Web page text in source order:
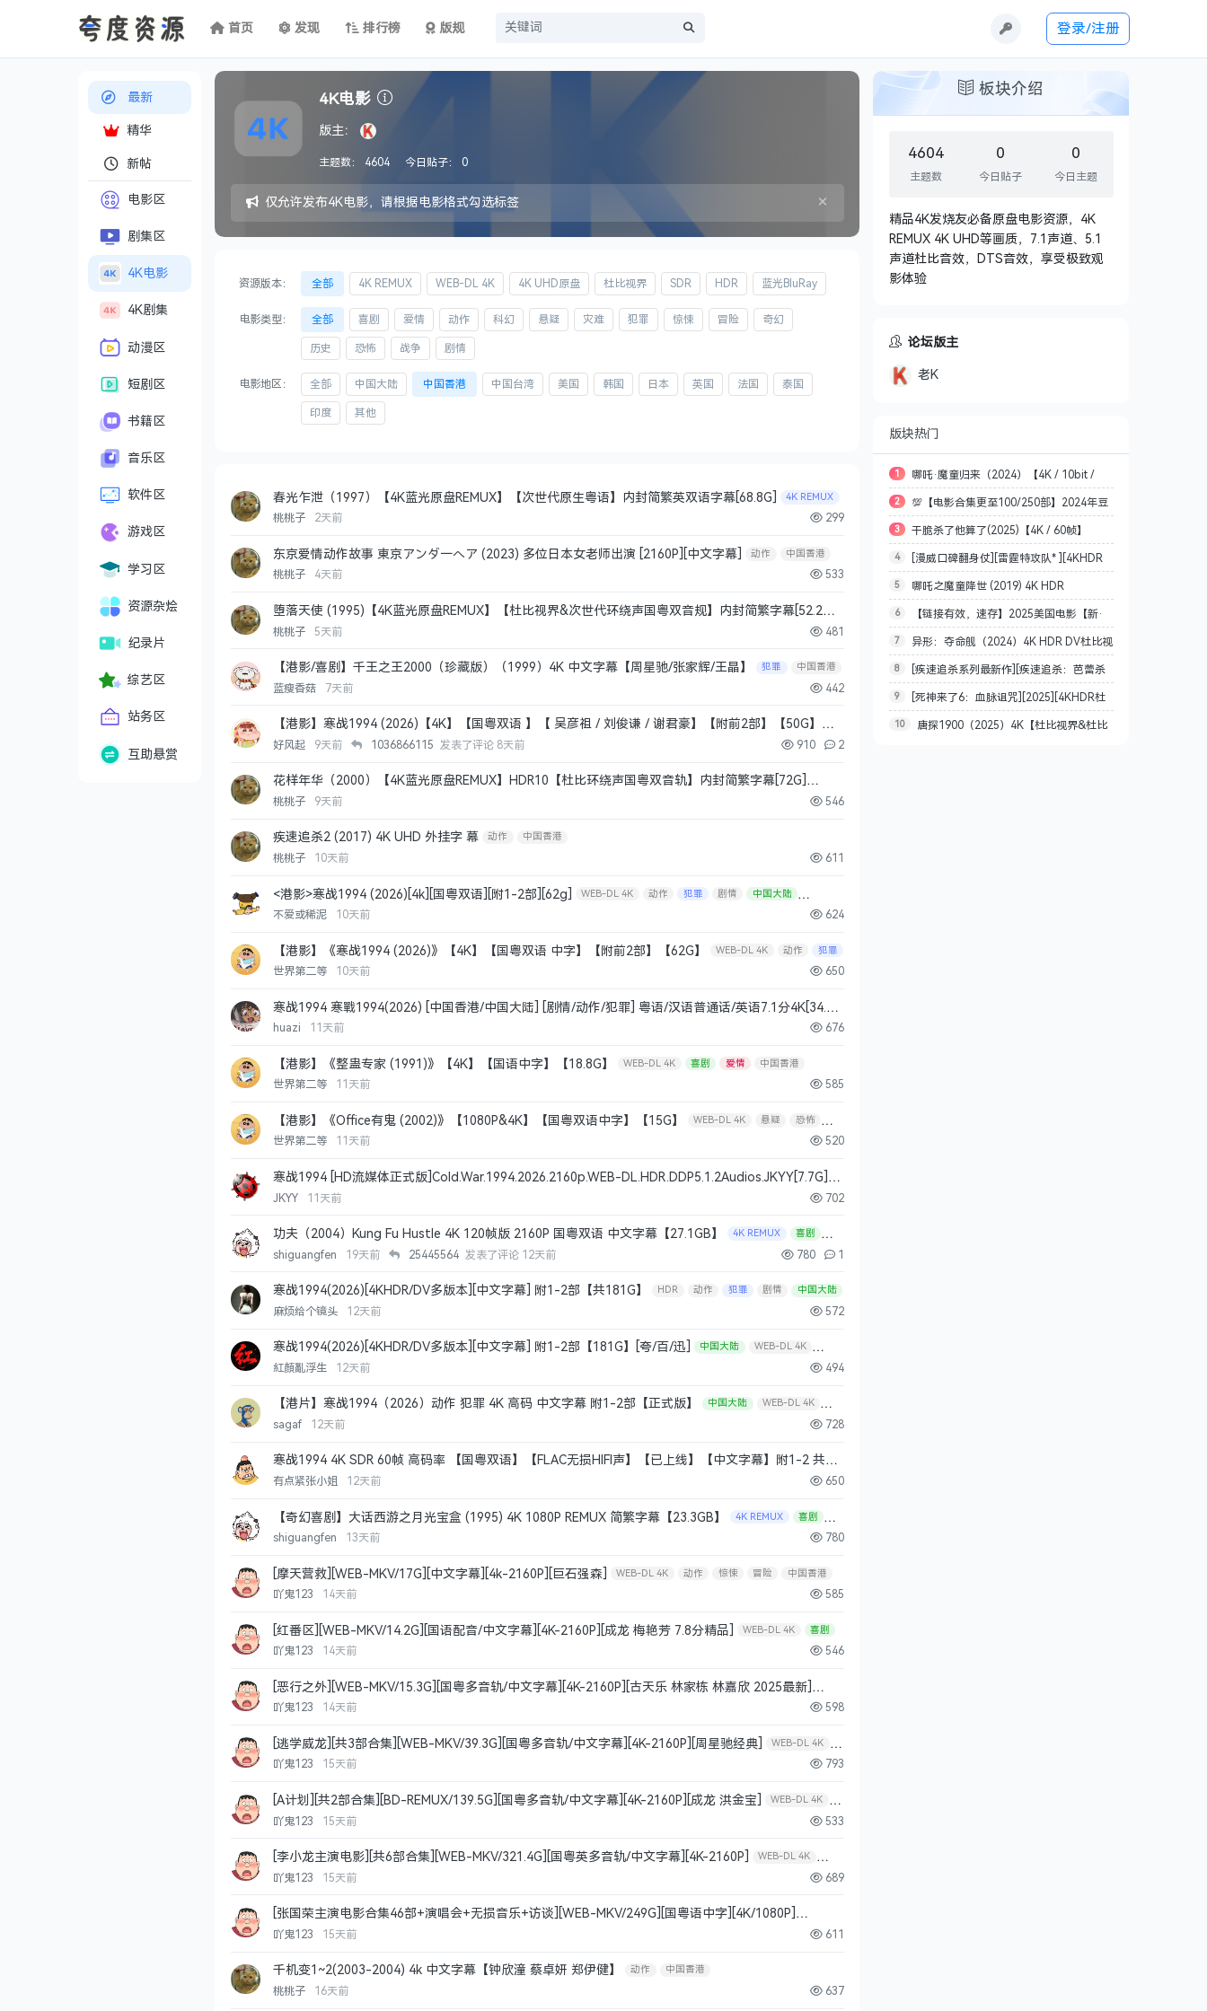
首页 发现 排行榜 版规 登录/注册
最新
精华
新帖
电影区
剧集区
4K电影
4K剧集
动漫区
短剧区
书籍区
音乐区
软件区
游戏区
学习区
资源杂烩
纪录片
综艺区
站务区
互助悬赏
4K电影
版主：
主题数： 4604 今日贴子： 0
仅允许发布4K电影，请根据电影格式勾选标签 ×
资源版本： 全部 4K REMUX WEB-DL 4K 4K UHD原盘 杜比视界 SDR HDR 蓝光BluRay
电影类型： 全部 喜剧 爱情 动作 科幻 悬疑 灾难 犯罪 惊悚 冒险 奇幻
历史 恐怖 战争 剧情
电影地区： 全部 中国大陆 中国香港 中国台湾 美国 韩国 日本 英国 法国 泰国
印度 其他
春光乍泄（1997）【4K蓝光原盘REMUX】【次世代原生粤语】内封简繁英双语字幕[68.8G]
4K REMUX
剧情
中国香港
桃桃子 2天前 299
东京爱情动作故事 東京アンダ一へア (2023) 多位日本女老师出演 [2160P][中文字幕] 动作 中国香港
桃桃子 4天前 533
堕落天使 (1995)【4K蓝光原盘REMUX】【杜比视界&次世代环绕声国粤双音规】内封简繁字幕[52.2G]
4K REMUX 杜比视界
桃桃子 5天前 481
【港影/喜剧】千王之王2000（珍藏版）（1999）4K 中文字幕【周星驰/张家辉/王晶】 犯罪 中国香港
蓝瘦香菇 7天前 442
【港影】寒战1994 (2026)【4K】【国粤双语 】【 吴彦祖 / 刘俊谦 / 谢君豪】【附前2部】【50G】
WEB-DL 4K 犯罪 剧情 中国香港
好风起 9天前 1036866115 发表了评论8天前 910 2
花样年华（2000）【4K蓝光原盘REMUX】HDR10【杜比环绕声国粤双音轨】内封简繁字幕[72G]
4K REMUX HDR
桃桃子 9天前 546
疾速追杀2 (2017) 4K UHD 外挂字 幕 动作 中国香港
桃桃子 10天前 611
<港影>寒战1994 (2026)[4k][国粤双语][附1-2部][62g] WEB-DL 4K 动作 犯罪 剧情
中国大陆
中国香港
不爱或稀泥 10天前 624
【港影】《寒战1994 (2026)》【4K】【国粤双语 中字】【附前2部】【62G】 WEB-DL 4K 动作
犯罪
剧情
中国香港
世界第二等 10天前 650
寒战1994 寒戰1994(2026) [中国香港/中国大陆] [剧情/动作/犯罪] 粤语/汉语普通话/英语7.1分4K[34.5
G]
WEB-DL 4K
huazi 11天前 676
【港影】《整蛊专家 (1991)》【4K】【国语中字】【18.8G】 WEB-DL 4K 喜剧 爱情 中国香港
世界第二等 11天前 585
【港影】《Office有鬼 (2002)》【1080P&4K】【国粤双语中字】【15G】 WEB-DL 4K 悬疑
恐怖
剧情
中国香港
世界第二等 11天前 520
寒战1994 [HD流媒体正式版]Cold.War.1994.2026.2160p.WEB-DL.HDR.DDP5.1.2Audios.JKYY[7.7G]
WEB-DL 4K
JKYY 11天前 702
功夫（2004）Kung Fu Hustle 4K 120帧版 2160P 国粤双语 中文字幕【27.1GB】 4K REMUX
喜剧
动作
中国香港
shiguangfen 19天前 25445564 发表了评论12天前 780 1
寒战1994(2026)[4KHDR/DV多版本][中文字幕] 附1-2部【共181G】 HDR 动作 犯罪 剧情
中国大陆
中国香港
麻烦给个镜头 12天前 572
寒战1994(2026)[4KHDR/DV多版本][中文字幕] 附1-2部【181G】[夸/百/迅] 中国大陆
WEB-DL 4K
杜比视界
SDR HDR
紅顏亂浮生 12天前 494
【港片】寒战1994（2026）动作 犯罪 4K 高码 中文字幕 附1-2部【正式版】 中国大陆
WEB-DL 4K
SDR
HDR
sagaf 12天前 728
寒战1994 4K SDR 60帧 高码率 【国粤双语】【FLAC无损HIFI声】【已上线】【中文字幕】附1-2 共10
1G
SDR 动作 犯罪
有点紧张小姐 12天前 650
【奇幻喜剧】大话西游之月光宝盒 (1995) 4K 1080P REMUX 简繁字幕【23.3GB】 4K REMUX
喜剧
奇幻
中国香港
shiguangfen 13天前 780
[摩天营救][WEB-MKV/17G][中文字幕][4k-2160P][巨石强森] WEB-DL 4K 动作 惊悚 冒险 中国香港
吖鬼123 14天前 585
[红番区][WEB-MKV/14.2G][国语配音/中文字幕][4K-2160P][成龙 梅艳芳 7.8分精品] WEB-DL 4K
喜剧
动作
犯罪 中国香港
吖鬼123 14天前 546
[恶行之外][WEB-MKV/15.3G][国粤多音轨/中文字幕][4K-2160P][古天乐 林家栋 林嘉欣 2025最新]
WEB-DL 4K 犯罪
吖鬼123 14天前 598
[逃学威龙][共3部合集][WEB-MKV/39.3G][国粤多音轨/中文字幕][4K-2160P][周星驰经典]
WEB-DL 4K
喜剧
爱情 动作
吖鬼123 15天前 793
[A计划][共2部合集][BD-REMUX/139.5G][国粤多音轨/中文字幕][4K-2160P][成龙 洪金宝]
WEB-DL 4K
喜剧
动作 中国香港
吖鬼123 15天前 533
[李小龙主演电影][共6部合集][WEB-MKV/321.4G][国粤英多音轨/中文字幕][4K-2160P]
WEB-DL 4K
爱情
动作 剧情
吖鬼123 15天前 689
[张国荣主演电影合集46部+演唱会+无损音乐+访谈][WEB-MKV/249G][国粤语中字][4K/1080P]
WEB-DL 4K 喜剧
吖鬼123 15天前 611
千机变1~2(2003-2004) 4k 中文字幕【钟欣潼 蔡卓妍 郑伊健】 动作 中国香港
桃桃子 16天前 637
板块介绍
4604
主题数
0
今日贴子
0
今日主题
精品4K发烧友必备原盘电影资源，4K
REMUX 4K UHD等画质，7.1声道、5.1
声道杜比音效，DTS音效，享受极致观
影体验
论坛版主
老K
版块热门
1 哪吒·魔童归来（2024）【4K / 10bit /
60FPS】【杜比5.1音效】【 何中华/陈翊曈】
【3.7G】
2 💯【电影合集更至100/250部】2024年豆
瓣评分最高250部电影[4K HDR][杜比环绕声&
全景声][简繁英字幕][2.49/5.06 TB]
3 干脆杀了他算了(2025)【4K / 60帧】
【SDR】【韩语内嵌中文字幕】【8.7G】
4 [漫威口碑翻身仗][雷霆特攻队* ][4KHDR
杜比视界][7.1声道杜比全景声][中文字幕]
[22.6G][2025]
5 哪吒之魔童降世 (2019) 4K HDR
6 【链接有效，速存】2025美国电影【新·
驯龙高手】驯龙高手系列最新作品 英语 外挂中
英文字幕 4K WEB-DL 共21.9GB
7 异形：夺命舰（2024）4K HDR DV杜比视
界【国英双语音轨.公映国配】【内封简繁英双
语.国配简繁特效四字幕】【23.1G】 杜比全景
声
8 [疾速追杀系列最新作][疾速追杀：芭蕾杀
姬][4KHDR][5.1声道杜比全景声][中文字幕]
[13.4G]
9 [死神来了6：血脉诅咒][2025][4KHDR杜
比视界][中文字幕][19G]
10 唐探1900（2025）4K【杜比视界&杜比